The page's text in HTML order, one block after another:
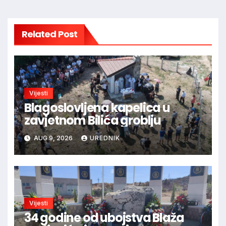
Related Post
Vijesti
Blagoslovljena kapelica u
zavjetnom Bilića groblju
AUG 9, 2026 UREDNIK
Vijesti
34 godine od ubojstva Blaža